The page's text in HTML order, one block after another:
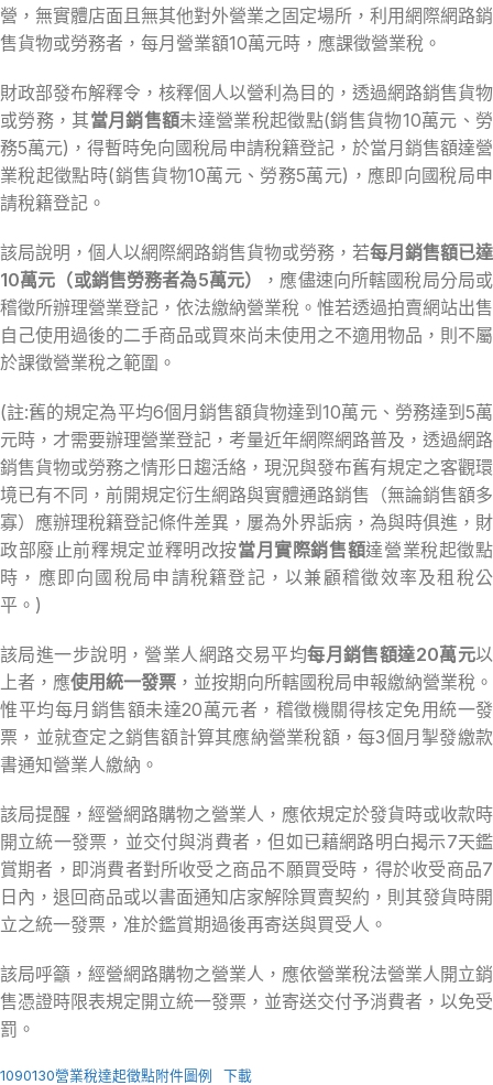
營，無實體店面且無其他對外營業之固定場所，利用網際網路銷
售貨物或勞務者，每月營業額10萬元時，應課徵營業稅。
財政部發布解釋令，核釋個人以營利為目的，透過網路銷售貨物
或勞務，其當月銷售額未達營業稅起徵點(銷售貨物10萬元、勞
務5萬元)，得暫時免向國稅局申請稅籍登記，於當月銷售額達營
業稅起徵點時(銷售貨物10萬元、勞務5萬元)，應即向國稅局申
請稅籍登記。
該局說明，個人以網際網路銷售貨物或勞務，若每月銷售額已達
10萬元（或銷售勞務者為5萬元）
，應儘速向所轄國稅局分局或
稽徵所辦理營業登記，依法繳納營業稅。惟若透過拍賣網站出售
自己使用過後的二手商品或買來尚未使用之不適用物品，則不屬
於課徵營業稅之範圍。
(註:舊的規定為平均6個月銷售額貨物達到10萬元、勞務達到5萬
元時，才需要辦理營業登記，考量近年網際網路普及，透過網路
銷售貨物或勞務之情形日趨活絡，現況與發布舊有規定之客觀環
境已有不同，前開規定衍生網路與實體通路銷售（無論銷售額多
寡）應辦理稅籍登記條件差異，屢為外界詬病，為與時俱進，財
政部廢止前釋規定並釋明改按當月實際銷售額達營業稅起徵點
時，應即向國稅局申請稅籍登記，以兼顧稽徵效率及租稅公
平。)
該局進一步說明，營業人網路交易平均每月銷售額達20萬元以
上者，應使用統一發票 ，並按期向所轄國稅局申報繳納營業稅。
惟平均每月銷售額未達20萬元者，稽徵機關得核定免用統一發
票，並就查定之銷售額計算其應納營業稅額，每3個月掣發繳款
書通知營業人繳納。
該局提醒，經營網路購物之營業人，應依規定於發貨時或收款時
開立統一發票，並交付與消費者，但如已藉網路明白揭示7天鑑
賞期者，即消費者對所收受之商品不願買受時，得於收受商品7
日內，退回商品或以書面通知店家解除買賣契約，則其發貨時開
立之統一發票，准於鑑賞期過後再寄送與買受人。
該局呼籲，經營網路購物之營業人，應依營業稅法營業人開立銷
售憑證時限表規定開立統一發票，並寄送交付予消費者，以免受
罰。
1090130營業稅達起徵點附件圖例 下載